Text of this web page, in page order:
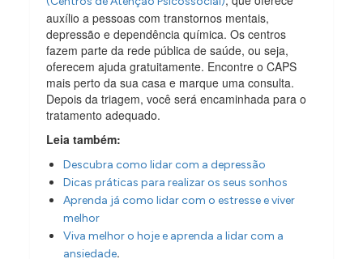
auxílio a pessoas com transtornos mentais,
depressão e dependência química. Os centros
fazem parte da rede pública de saúde, ou seja,
oferecem ajuda gratuitamente. Encontre o CAPS
mais perto da sua casa e marque uma consulta.
Depois da triagem, você será encaminhada para o
tratamento adequado.
Leia também:
Descubra como lidar com a depressão
Dicas práticas para realizar os seus sonhos
Aprenda já como lidar com o estresse e viver
melhor
Viva melhor o hoje e aprenda a lidar com a
ansiedade.